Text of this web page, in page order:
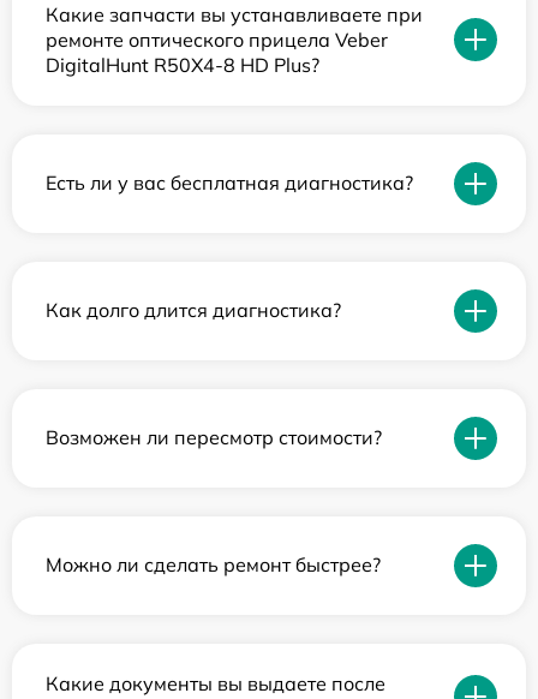
Какие запчасти вы устанавливаете при
ремонте оптического прицела Veber
DigitalHunt R50X4-8 HD Plus?
Есть ли у вас бесплатная диагностика?
Как долго длится диагностика?
Возможен ли пересмотр стоимости?
Можно ли сделать ремонт быстрее?
Какие документы вы выдаете после